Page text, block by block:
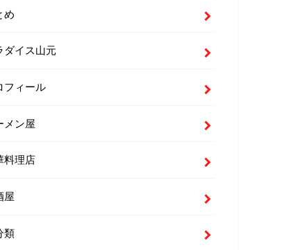
め
ダイス山元
フィール
メン屋
料理店
屋
類